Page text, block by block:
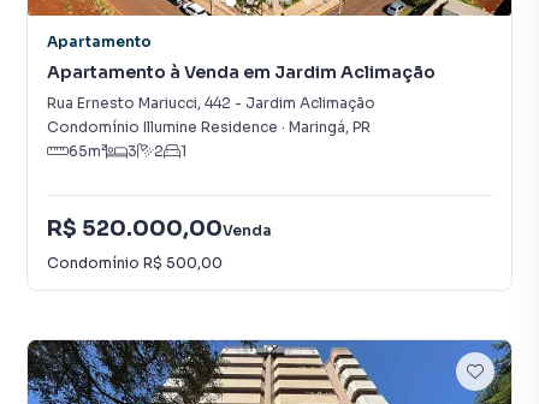
Apartamento
Apartamento à Venda em Jardim Aclimação
Rua Ernesto Mariucci, 442 - Jardim Aclimação
Condomínio Illumine Residence · Maringá, PR
65m² 3 2 1
R$ 520.000,00Venda
Condomínio R$ 500,00